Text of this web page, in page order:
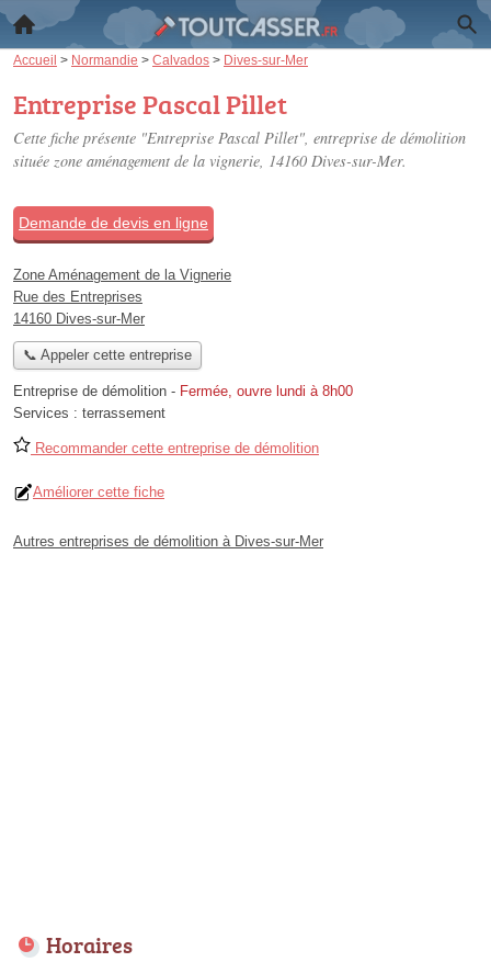
Accueil > Normandie > Calvados > Dives-sur-Mer
Entreprise Pascal Pillet
Cette fiche présente "Entreprise Pascal Pillet", entreprise de démolition
située zone aménagement de la vignerie, 14160 Dives-sur-Mer.
Demande de devis en ligne
Zone Aménagement de la Vignerie
Rue des Entreprises
14160 Dives-sur-Mer
📞 Appeler cette entreprise
Entreprise de démolition - Fermée, ouvre lundi à 8h00
Services : terrassement
Recommander cette entreprise de démolition
Améliorer cette fiche
Autres entreprises de démolition à Dives-sur-Mer
Horaires